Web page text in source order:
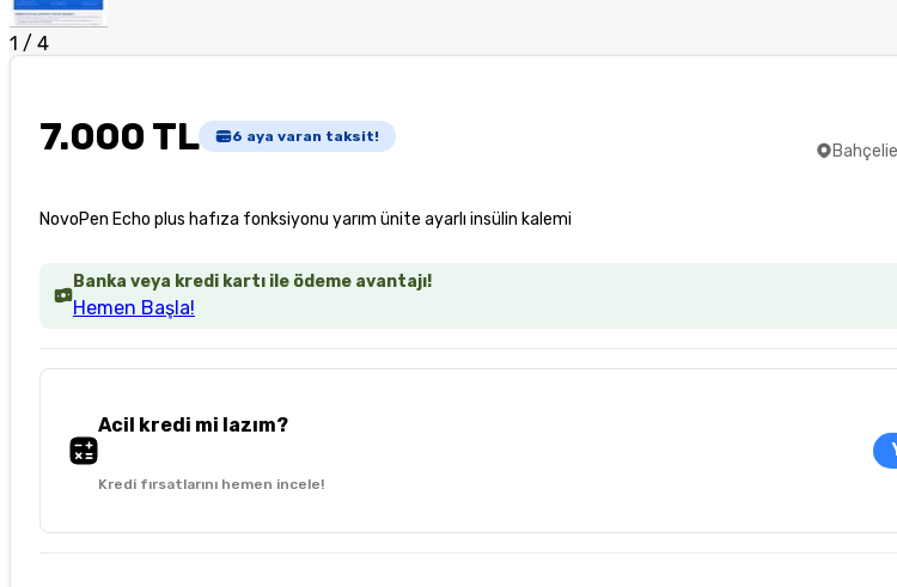
1 / 4
7.000 TL 6 aya varan taksit!
NovoPen Echo plus hafıza fonksiyonu yarım ünite ayarlı insülin kalemi
Banka veya kredi kartı ile ödeme avantajı!
Hemen Başla!
Acil kredi mi lazım?
Kredi fırsatlarını hemen incele!